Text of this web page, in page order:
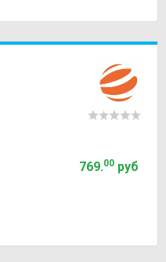
769.00руб